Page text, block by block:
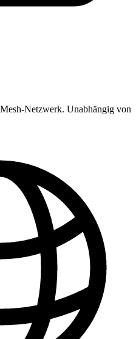
Netzwerk. Unabhängig von